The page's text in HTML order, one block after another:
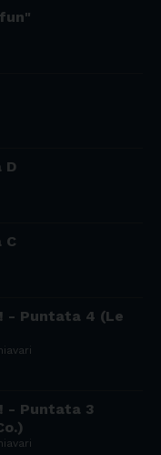
D
C
- Puntata 4 (Le
- Puntata 3